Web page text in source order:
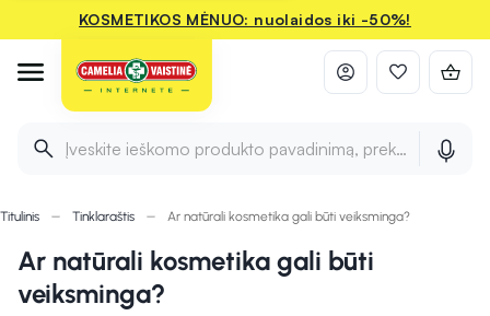
KOSMETIKOS MĖNUO: nuolaidos iki -50%!
Įveskite ieškomo produkto pavadinimą, prekės ženklą ir
Titulinis Tinklaraštis Ar natūrali kosmetika gali būti veiksminga?
Ar natūrali kosmetika gali būti
veiksminga?